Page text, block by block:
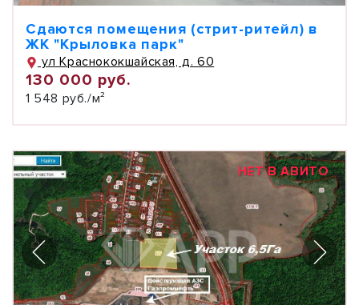
Сдаются помещения (стрит-ритейл) в
ЖК "Крыловка парк"
ул Краснококшайская, д. 60
130 000 руб.
1 548 руб./м²
НЕТ В АВИТО